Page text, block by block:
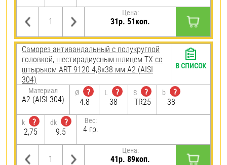
Цена:
31р. 51коп.
Саморез антивандальный с полукруглой
головкой, шестирадиусным шлицем TX со
штырьком ART 9120 4,8х38 мм А2 (AISI
304)
Материал
А2 (AISI 304)
Ø
?
4.8
L
?
38
S
?
TR25
b
?
38
k
?
2,75
dk
?
9.5
Вес:
4 гр.
Цена:
41р. 89коп.
В СПИСОК